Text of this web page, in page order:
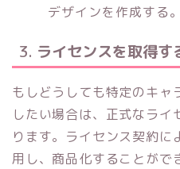
デザインを作成する。
3. ライセンスを取得す
もしどうしても特定のキャ
したい場合は、正式なライ
ります。ライセンス契約に
用し、商品化することがで